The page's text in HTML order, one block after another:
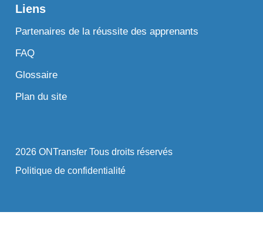
Liens
Partenaires de la réussite des apprenants
FAQ
Glossaire
Plan du site
2026 ONTransfer Tous droits réservés
Politique de confidentialité